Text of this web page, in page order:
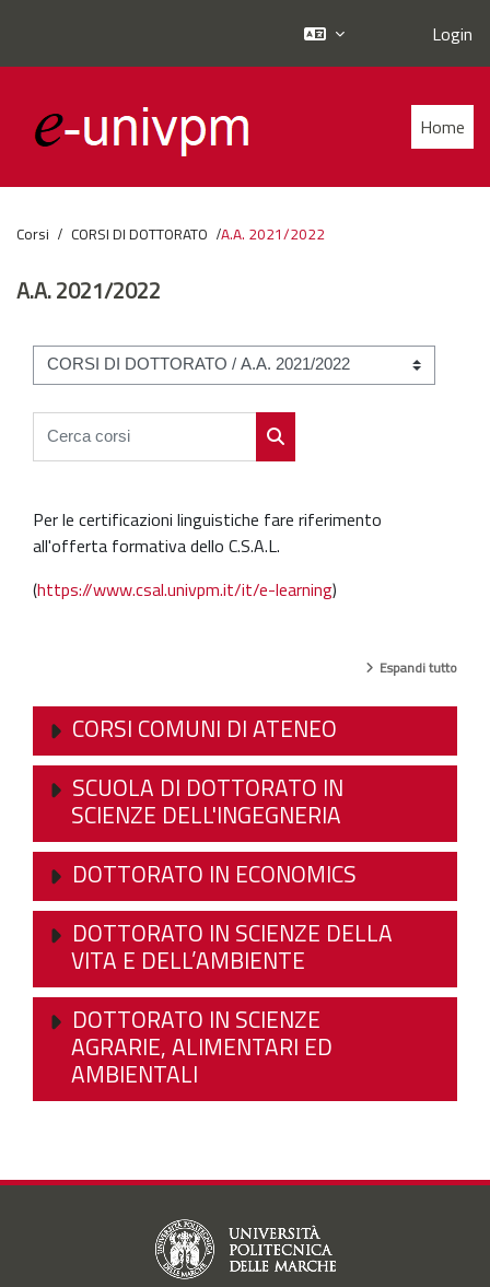
Login
Home
Corsi CORSI DI DOTTORATO A.A. 2021/2022
A.A. 2021/2022
Categorie di corso
Cerca corsi
Cerca corsi
Per le certificazioni linguistiche fare riferimento
all'offerta formativa dello C.S.A.L.
(https://www.csal.univpm.it/it/e-learning)
Espandi tutto
CORSI COMUNI DI ATENEO
SCUOLA DI DOTTORATO IN
SCIENZE DELL'INGEGNERIA
DOTTORATO IN ECONOMICS
DOTTORATO IN SCIENZE DELLA
VITA E DELL’AMBIENTE
DOTTORATO IN SCIENZE
AGRARIE, ALIMENTARI ED
AMBIENTALI